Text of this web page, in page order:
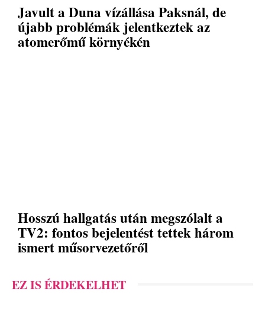
Javult a Duna vízállása Paksnál, de
újabb problémák jelentkeztek az
atomerőmű környékén
Hosszú hallgatás után megszólalt a
TV2: fontos bejelentést tettek három
ismert műsorvezetőről
EZ IS ÉRDEKELHET